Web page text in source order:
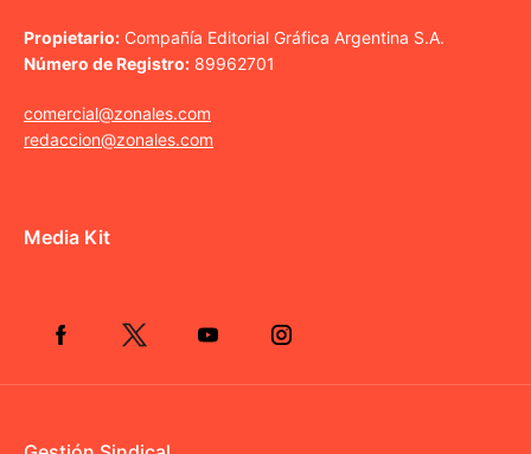
Propietario: Compañía Editorial Gráfica Argentina S.A.
Número de Registro: 89962701
comercial@zonales.com
redaccion@zonales.com
Media Kit